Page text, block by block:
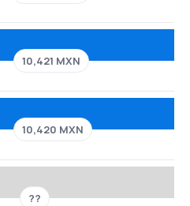
10,421 MXN
10,420 MXN
??